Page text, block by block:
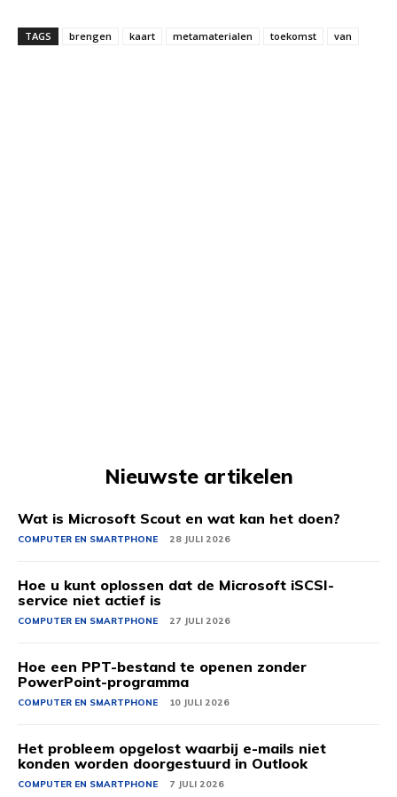
TAGS brengen kaart metamaterialen toekomst van
Nieuwste artikelen
Wat is Microsoft Scout en wat kan het doen?
COMPUTER EN SMARTPHONE 28 JULI 2026
Hoe u kunt oplossen dat de Microsoft iSCSI-
service niet actief is
COMPUTER EN SMARTPHONE 27 JULI 2026
Hoe een PPT-bestand te openen zonder
PowerPoint-programma
COMPUTER EN SMARTPHONE 10 JULI 2026
Het probleem opgelost waarbij e-mails niet
konden worden doorgestuurd in Outlook
COMPUTER EN SMARTPHONE 7 JULI 2026